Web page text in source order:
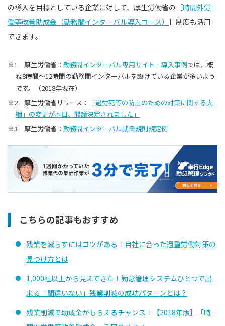
の導入を目標としている企業に対して、厚生労働省の［時間外労
働等改善助成金（勤務間インターバル導入コース） ］制度も活用
できます。
※1 厚生労働省： 勤務間インターバル専用サイト‐導入事例では、概
ね8時間〜12時間の勤務間インターバルを設けている企業が多いよう
です。（2018年現在）
※2 厚生労働省リリース：「過労死等の防止のための対策に関する大
綱」の変更が本日、閣議決定されました」
※3 厚生労働省： 勤務間インターバル就業規則規定例
こちらの記事もおすすめ
残業を減らすにはコツがある！自社に合った過重労働対策の
見つけ方とは
1,000社以上から見えてきた！勤怠管理システムひとつで出
来る「間違いない」残業削減の成功パターンとは？
残業削減で助成金がもらえるチャンス！【2018年版】「時